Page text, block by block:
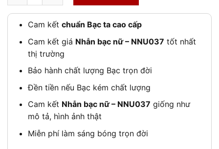
220,000₫.là:
200,000₫.
Cam kết chuẩn Bạc ta cao cấp
Cam kết giá Nhẫn bạc nữ – NNU037 tốt nhất
thị trường
Bảo hành chất lượng Bạc trọn đời
Đền tiền nếu Bạc kém chất lượng
Cam kết Nhẫn bạc nữ – NNU037 giống như
mô tả, hình ảnh thật
Miễn phí làm sáng bóng trọn đời